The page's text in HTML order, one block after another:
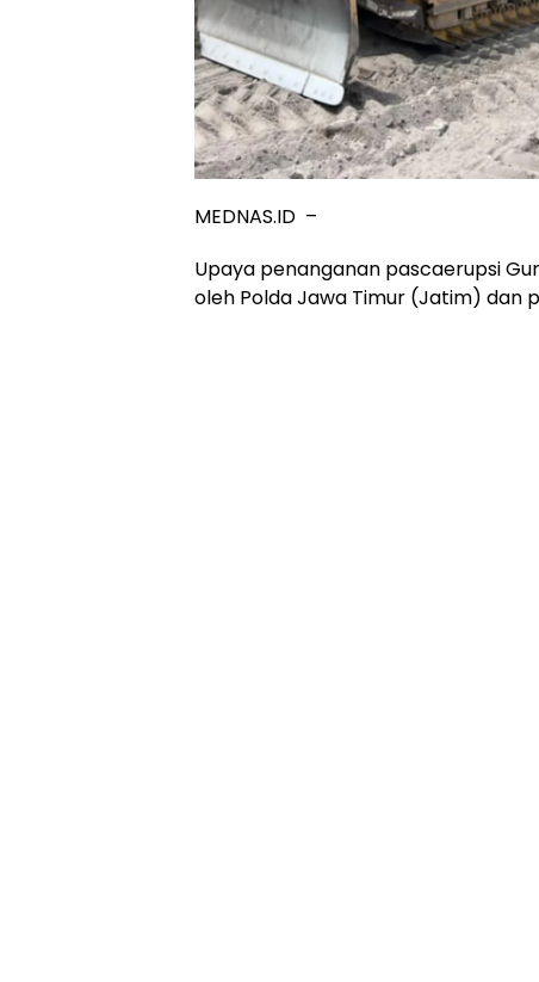
MEDNAS.ID –
Upaya penanganan pascaerupsi
oleh Polda Jawa Timur (Jatim) dan